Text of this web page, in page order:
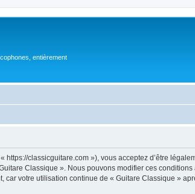
entièrement
classicguitare.com »), vous acceptez d’être
Classique ». Nous pouvons modifier ces
votre utilisation continue de « Guitare Classique »